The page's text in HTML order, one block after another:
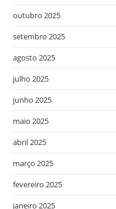
outubro 2025
setembro 2025
agosto 2025
julho 2025
junho 2025
maio 2025
abril 2025
março 2025
fevereiro 2025
janeiro 2025